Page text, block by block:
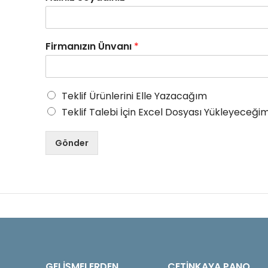
Firmanızın Ünvanı *
Teklif Ürünlerini Elle Yazacağım
Teklif Talebi İçin Excel Dosyası
Gönder